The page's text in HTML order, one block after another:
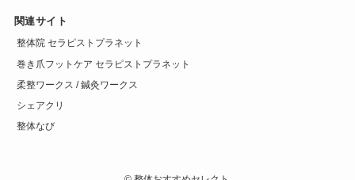
関連サイト
整体院 セラピストプラネット
巻き爪フットケア セラピストプラネット
柔整ワークス / 鍼灸ワークス
シェアクリ
整体なび